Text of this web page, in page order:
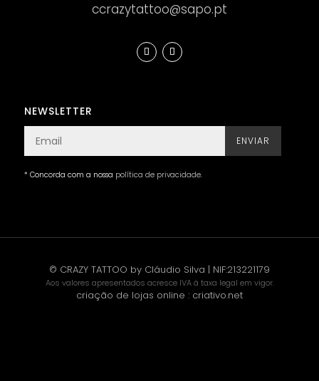
ccrazytattoo@sapo.pt
NEWSLETTER
ENVIAR
* Concorda com a nossa política de privacidade.
© CRAZY TATTOO by Cláudio Silva | NIF:213221179
Aos valores apresentados acresce IVA à taxa legal em vigor.
criação de lojas online : criativo.net